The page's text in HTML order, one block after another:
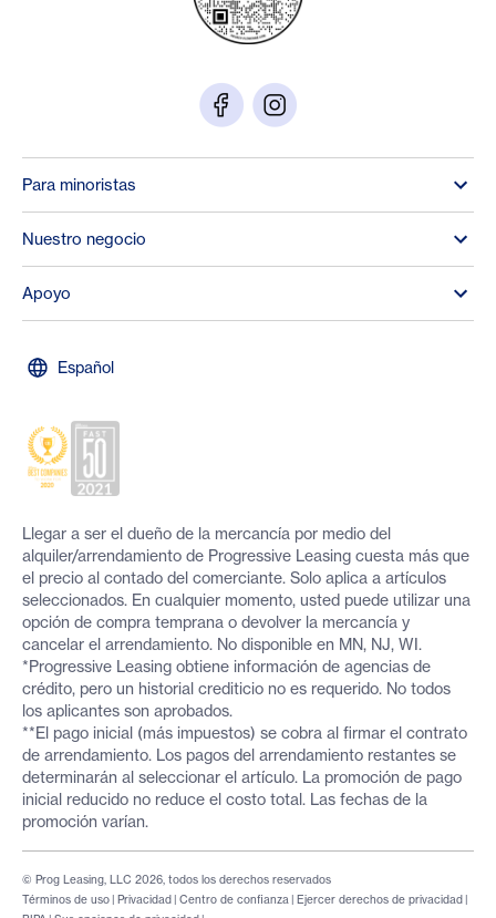
Para minoristas
Nuestro negocio
Apoyo
Español
Llegar a ser el dueño de la mercancía por medio del
alquiler/arrendamiento de Progressive Leasing cuesta más que
el precio al contado del comerciante. Solo aplica a artículos
seleccionados. En cualquier momento, usted puede utilizar una
opción de compra temprana o devolver la mercancía y
cancelar el arrendamiento. No disponible en MN, NJ, WI.
*Progressive Leasing obtiene información de agencias de
crédito, pero un historial crediticio no es requerido. No todos
los aplicantes son aprobados.
**El pago inicial (más impuestos) se cobra al firmar el contrato
de arrendamiento. Los pagos del arrendamiento restantes se
determinarán al seleccionar el artículo. La promoción de pago
inicial reducido no reduce el costo total. Las fechas de la
promoción varían.
Términos de uso | Privacidad | Centro de confianza | Ejercer derechos de privacidad |
© Prog Leasing, LLC 2026, todos los derechos reservados